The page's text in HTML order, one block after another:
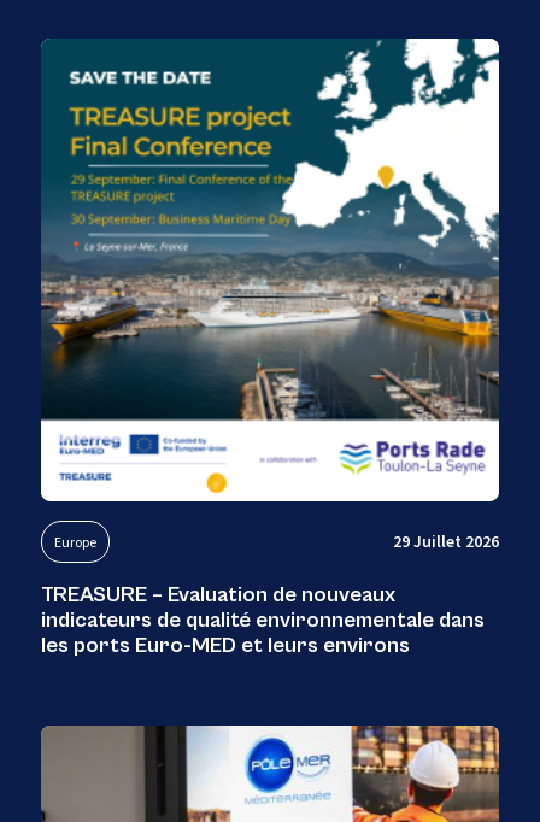
Europe 29 Juillet 2026
TREASURE – Evaluation de nouveaux
indicateurs de qualité environnementale dans
les ports Euro-MED et leurs environs